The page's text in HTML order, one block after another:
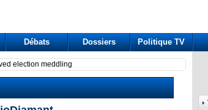
Débats Dossiers Politique TV
Lo
election meddling